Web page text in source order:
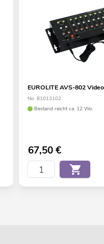
EUROLITE AVS-802
No. 81013102
Bestand reicht ca. 12 Wo.
67,50€